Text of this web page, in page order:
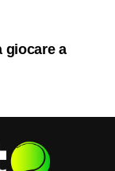
giocare a